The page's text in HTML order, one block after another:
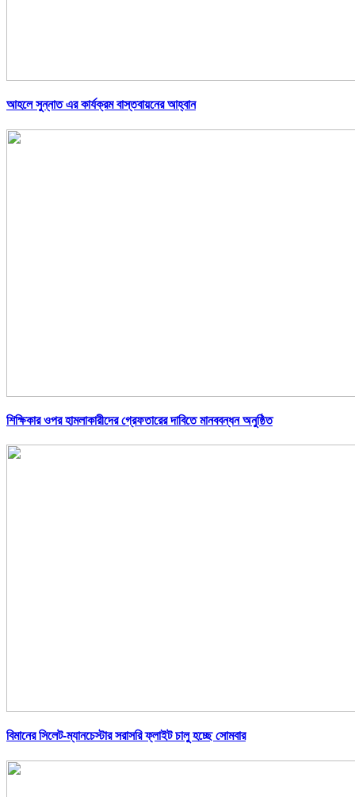
আহলে সুন্নাত এর কার্যক্রম বাস্তবায়নের আহ্বান
শিক্ষিকার ওপর হামলাকারীদের গ্রেফতারের দাবিতে মানববন্ধন অনুষ্ঠিত
বিমানের সিলেট-ম্যানচেস্টার সরাসরি ফ্লাইট চালু হচ্ছে সোমবার